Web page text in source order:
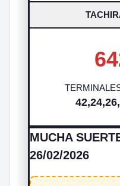
MUCHA
26/02/2026